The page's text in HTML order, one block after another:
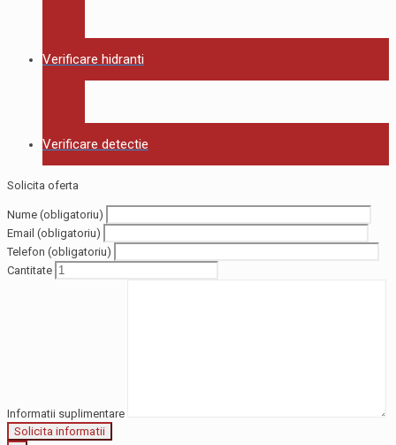
Verificare hidranti
Verificare detectie
Solicita oferta
Nume (obligatoriu)
Email (obligatoriu)
Telefon (obligatoriu)
Cantitate
Informatii suplimentare